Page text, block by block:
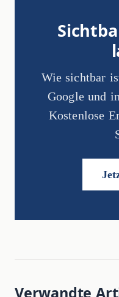
Wie sichtbar
Google und
Kostenlose
Verwandte